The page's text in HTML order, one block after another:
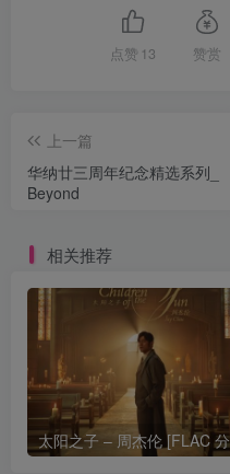
点赞 13 赞赏
上一篇
华纳廿三周年纪念精选系列_
Beyond
相关推荐